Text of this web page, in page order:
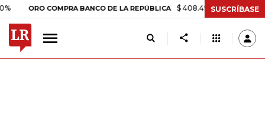
ORO COMPRA BANCO DE LA REPÚBLICA $ 408.498,97 +$ 8.753,81
SUSCRÍBASE